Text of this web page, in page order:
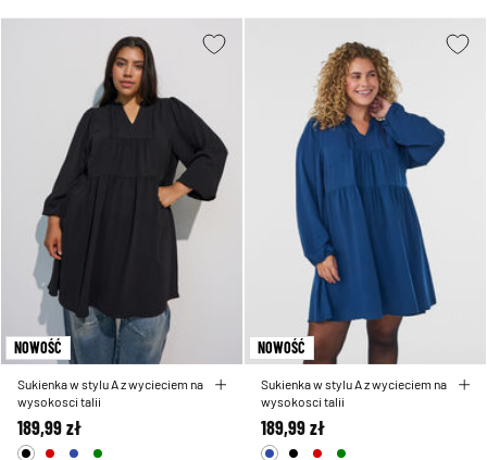
NOWOŚĆ
Sukienka w stylu A z wycieciem na
wysokosci talii
189,99 zł
NOWOŚĆ
Sukienka w stylu A z wycieciem na
wysokosci talii
189,99 zł